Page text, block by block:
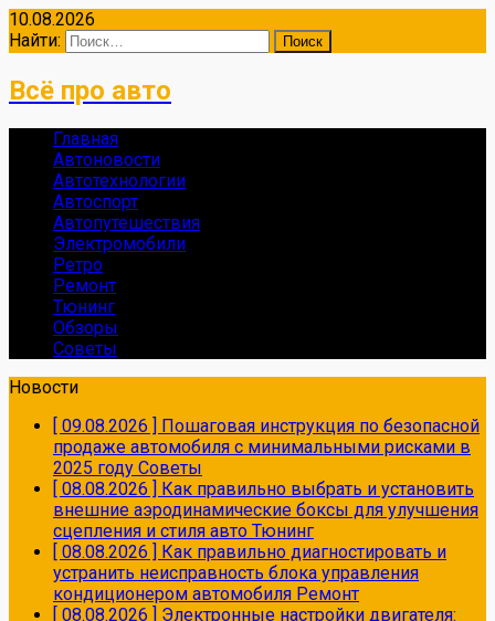
10.08.2026
Найти:
Всё про авто
Главная
Автоновости
Автотехнологии
Автоспорт
Автопутешествия
Электромобили
Ретро
Ремонт
Тюнинг
Обзоры
Советы
Новости
[ 09.08.2026 ] Пошаговая инструкция по безопасной
продаже автомобиля с минимальными рисками в
2025 году Советы
[ 08.08.2026 ] Как правильно выбрать и установить
внешние аэродинамические боксы для улучшения
сцепления и стиля авто Тюнинг
[ 08.08.2026 ] Как правильно диагностировать и
устранить неисправность блока управления
кондиционером автомобиля Ремонт
[ 08.08.2026 ] Электронные настройки двигателя: